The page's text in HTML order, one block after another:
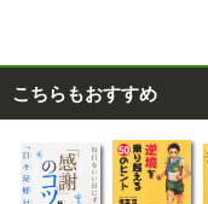
こちらもおすすめ